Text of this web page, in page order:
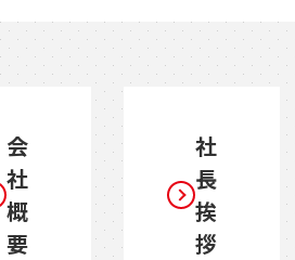
会
社
概
要
社
長
挨
拶